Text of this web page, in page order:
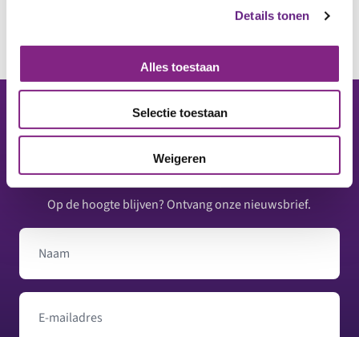
Details tonen
Alles toestaan
Selectie toestaan
Weigeren
Op de hoogte blijven? Ontvang onze nieuwsbrief.
Naam
E-mailadres